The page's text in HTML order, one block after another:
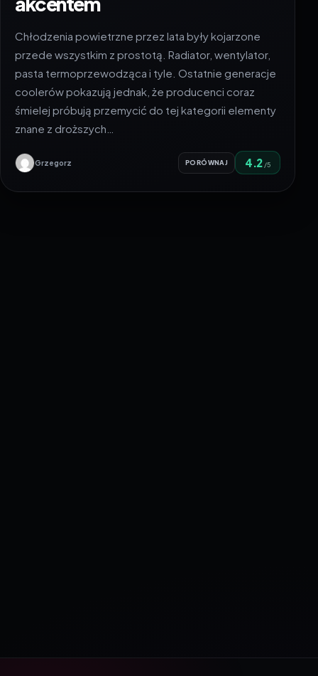
Chłodzenia powietrzne przez lata były kojarzone
przede wszystkim z prostotą. Radiator, wentylator,
pasta termoprzewodząca i tyle. Ostatnie generacje
coolerów pokazują jednak, że producenci coraz
śmielej próbują przemycić do tej kategorii elementy
znane z droższych…
Grzegorz PORÓWNAJ 4.2 /5